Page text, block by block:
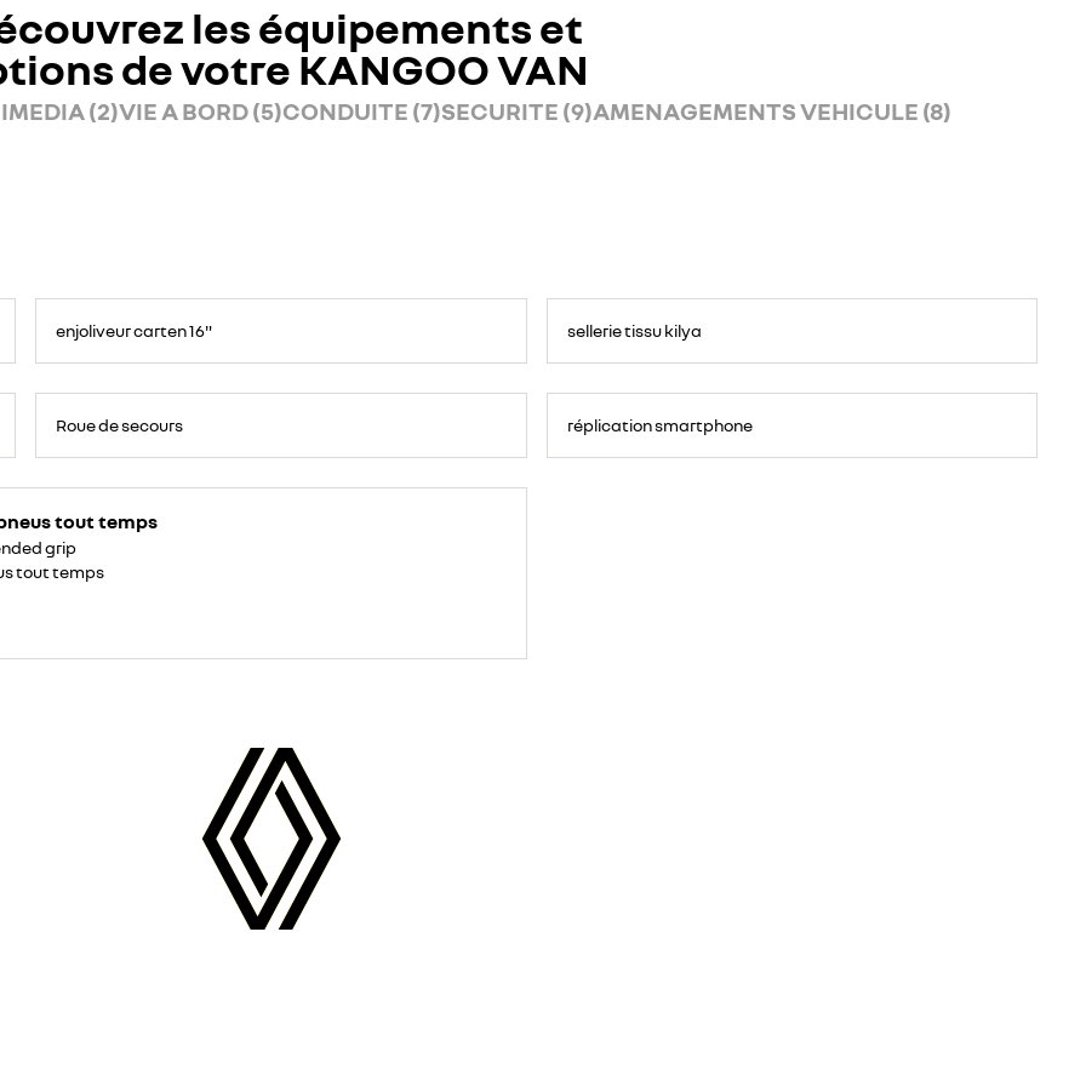
les équipements et
de votre KANGOO VAN
(2)VIE A BORD (5)CONDUITE (7)SECURITE (9)AMENAGEMENTS VEHICULE (8)
enjoliveur carten 16" sellerie tissu kilya
Roue de secours
tout temps
grip
tout temps
réplication smartphone